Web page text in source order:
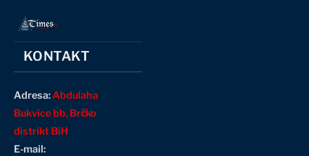
KONTAKT
Adresa:Abdulaha
Bukvice bb, Brčko
distrikt BiH
E-mail: